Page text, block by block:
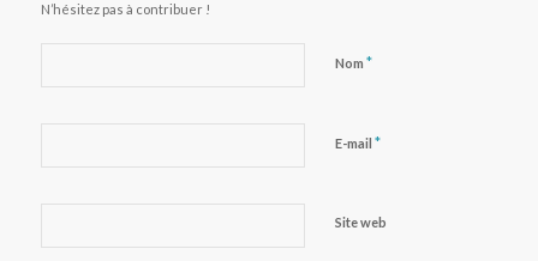
N’hésitez pas à contribuer !
Nom *
E-mail *
Site web